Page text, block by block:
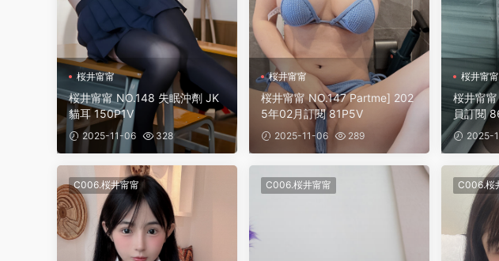
桜井甯甯
桜井甯甯 NO.148 失眠沖劑 JK
貓耳 150P1V
2025-11-06 328
桜井甯甯
桜井甯甯 NO.147 Partme] 202
5年02月訂閱 81P5V
2025-11-06 289
桜井甯甯
桜井甯
員訂閱
2025-
C006.桜井甯甯 C006.桜井甯甯 C006.桜